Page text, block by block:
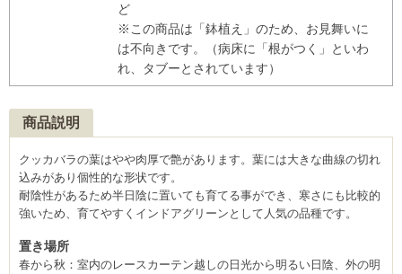
ど
※この商品は「鉢植え」のため、お見舞いに
は不向きです。（病床に「根がつく」といわ
れ、タブーとされています）
商品説明
クッカバラの葉はやや肉厚で艶があります。葉には大きな曲線の切れ
込みがあり個性的な形状です。
耐陰性があるため半日陰に置いても育てる事ができ、寒さにも比較的
強いため、育てやすくインドアグリーンとして人気の品種です。
置き場所
春から秋：室内のレースカーテン越しの日光から明るい日陰、外の明